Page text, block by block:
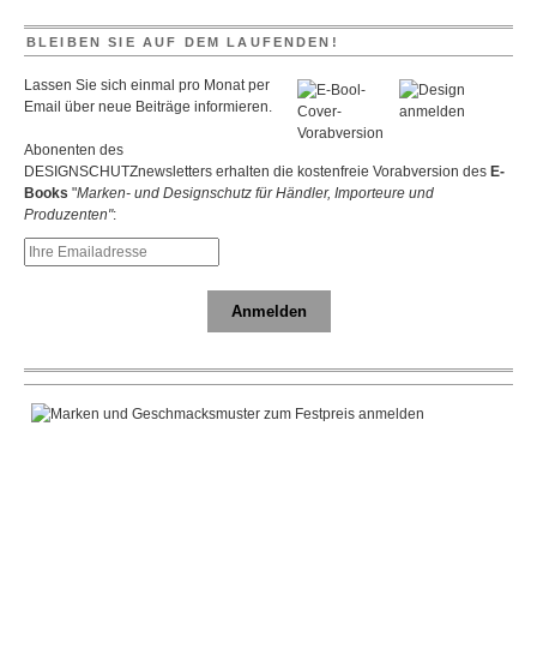
BLEIBEN SIE AUF DEM LAUFENDEN!
Lassen Sie sich einmal pro Monat per
Email über neue Beiträge informieren.
Abonenten des
DESIGNSCHUTZnewsletters erhalten die kostenfreie Vorabversion des E-
Books "Marken- und Designschutz für Händler, Importeure und
Produzenten":
Anmelden